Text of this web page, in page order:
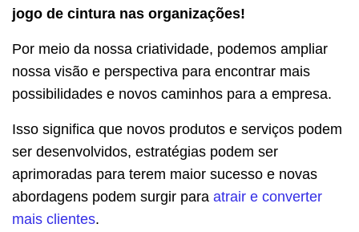
jogo de cintura nas organizações!
Por meio da nossa criatividade, podemos ampliar
nossa visão e perspectiva para encontrar mais
possibilidades e novos caminhos para a empresa.
Isso significa que novos produtos e serviços podem
ser desenvolvidos, estratégias podem ser
aprimoradas para terem maior sucesso e novas
abordagens podem surgir para atrair e converter
mais clientes.